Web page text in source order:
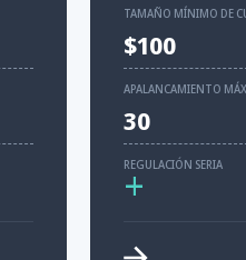
TAMAÑO MÍNIMO DE
$100
APALANCAMIENTO
30
REGULACIÓN SERIA
+